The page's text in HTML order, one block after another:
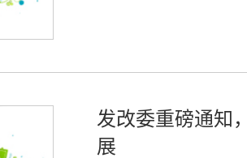
发改委重磅通知
展